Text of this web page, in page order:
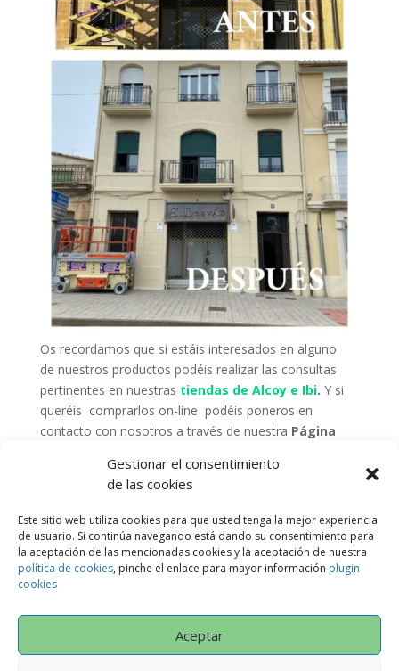
Gestionar el consentimiento
de las cookies
Este sitio web utiliza cookies para que usted tenga la mejor experiencia
de usuario. Si continúa navegando está dando su consentimiento para
la aceptación de las mencionadas cookies y la aceptación de nuestra
política de cookies, pinche el enlace para mayor información plugin
cookies
Aceptar
Os recordamos que si estáis interesados en alguno
de nuestros productos podéis realizar las consultas
pertinentes en nuestras tiendas de Alcoy e Ibi. Y si
queréis comprarlos on-line podéis poneros en
contacto con nosotros a través de nuestra Página
(Contacto). O bien vía WHATSAPP 660
Suscríbete a nuestra«NEWSLETTER»y te
mantendremos informado de TODAS LAS
NOVEDADES OFERTAS, ETC… Pinchandoaquí.
Política de Privacidad